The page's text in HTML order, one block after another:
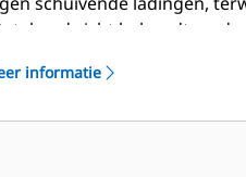
zicht behoudt op de
informatie